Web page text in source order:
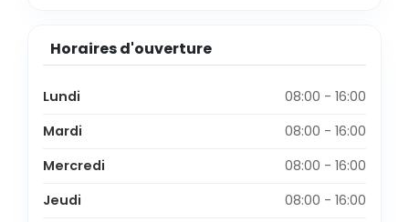
Horaires d'ouverture
Lundi
08:00 - 16:00
Mardi
08:00 - 16:00
Mercredi
08:00 - 16:00
Jeudi
08:00 - 16:00